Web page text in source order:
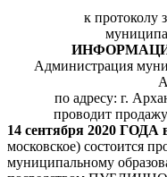
к протоколу
Администрация
по адресу: г.
проводит
14 сентября 2020
московское) состоится
муниципальному